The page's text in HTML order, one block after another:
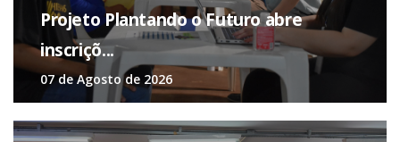
Projeto Plantando o Futuro abre
inscriçõ...
07 de Agosto de 2026